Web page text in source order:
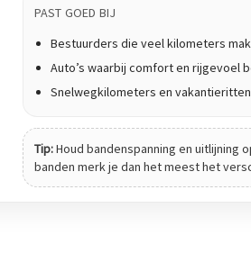
PAST GOED BIJ
Bestuurders die veel kilometers
Auto’s waarbij comfort en rijgevoel
Snelwegkilometers en vakantieritten
Tip:Houd bandenspanning en uitlijning
banden merk je dan het meest het